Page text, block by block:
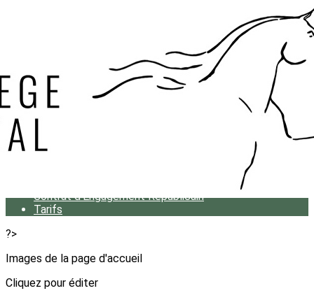
Exporter uniquement les colonnes affichées
<
>
Présentation
Contrat d'Engagement Républicain
Tarifs
?>
Images de la page d'accueil
Cliquez pour éditer